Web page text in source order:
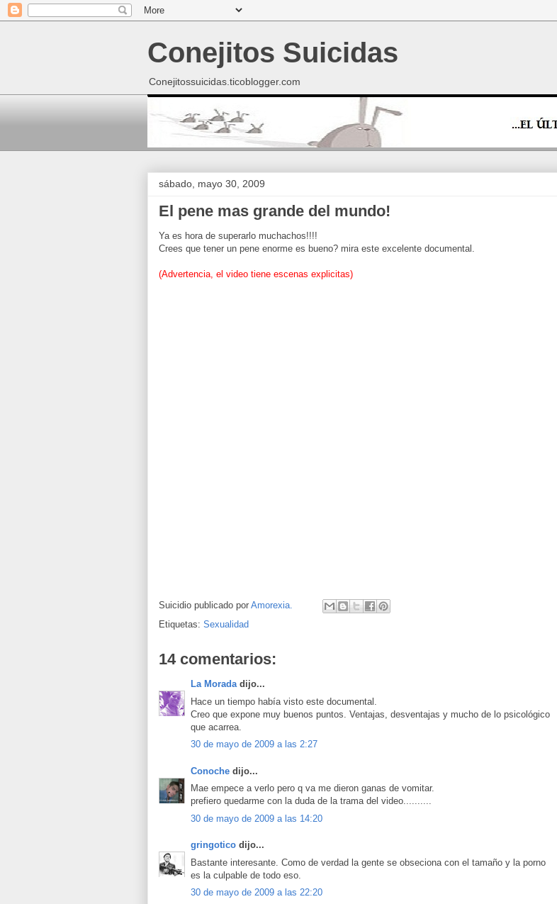
Conejitos Suicidas
Conejitossuicidas.ticoblogger.com
sábado, mayo 30, 2009
El pene mas grande del mundo!
Ya es hora de superarlo muchachos!!!!
Crees que tener un pene enorme es bueno? mira este excelente documental.
(Advertencia, el video tiene escenas explicitas)
Suicidio publicado por Amorexia.
Etiquetas: Sexualidad
14 comentarios:
La Moradadijo...
Hace un tiempo había visto este documental.
Creo que expone muy buenos puntos. Ventajas, desventajas y mucho de lo psicológico
que acarrea.
30 de mayo de 2009 a las 2:27
Conoche dijo...
Mae empece a verlo pero q va me dieron ganas de vomitar.
prefiero quedarme con la duda de la trama del video..........
30 de mayo de 2009 a las 14:20
gringotico dijo...
Bastante interesante. Como de verdad la gente se obseciona con el tamaño y la porno
es la culpable de todo eso.
30 de mayo de 2009 a las 22:20